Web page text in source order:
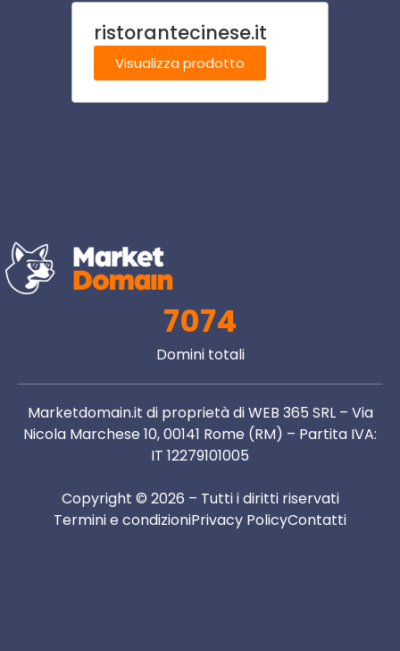
ristorantecinese.it
Visualizza prodotto
7074
Domini totali
Marketdomain.it di proprietà di WEB 365 SRL – Via
Nicola Marchese 10, 00141 Rome (RM) – Partita IVA:
IT 12279101005
Copyright © 2026 – Tutti i diritti riservati
Termini e condizioniPrivacy PolicyContatti